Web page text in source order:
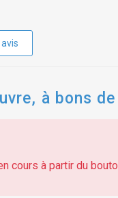
à bons de
cours à partir du